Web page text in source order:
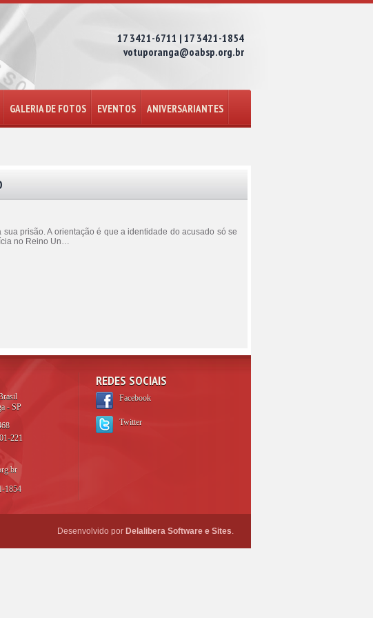
17 3421-6711 | 17 3421-1854
votuporanga@oabsp.org.br
GALERIA DE FOTOS EVENTOS ANIVERSARIANTES
prisão. A orientação é que a identidade do acusado só se
no Reino Un…
- SP
221
1854
REDES SOCIAIS
Facebook
Twitter
Desenvolvido por Delalibera Software e Sites.